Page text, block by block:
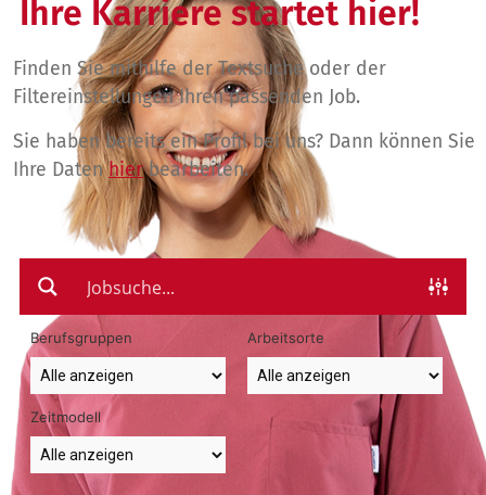
Ihre Karriere startet hier!
Finden Sie mithilfe der Textsuche oder der
Filtereinstellungen Ihren passenden Job.
Sie haben bereits ein Profil bei uns? Dann können Sie
Ihre Datenhierbearbeiten.
Berufsgruppen Arbeitsorte
Zeitmodell